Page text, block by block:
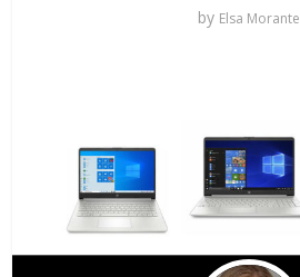
by Elsa Morante